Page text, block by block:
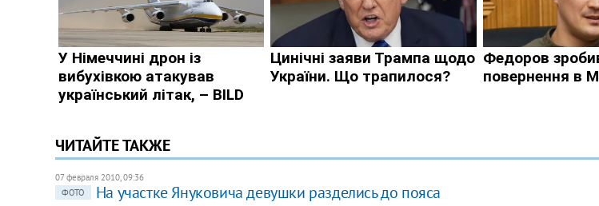
ЧИТАЙТЕ ТАКЖЕ
07 февраля 2010, 09:36
ФОТО
На участке Януковича девушки разделись до пояса